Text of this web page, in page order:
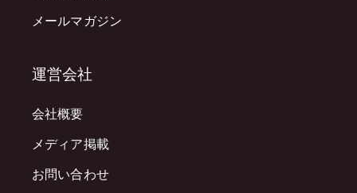
メールマガジン
運営会社
会社概要
メディア掲載
お問い合わせ